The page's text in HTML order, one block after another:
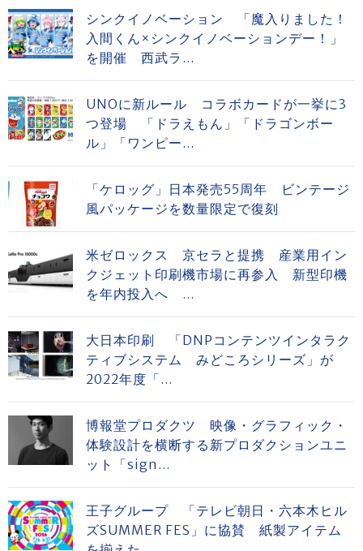
シンクイノベーション 「魔入りました！
入間くん×シンクイノベーションデー！」
を開催 西武ラ...
UNOに新ルール コラボカードが一挙に3
つ登場 「ドラえもん」「ドラゴンボー
ル」「ワンピー...
「ケロッグ」日本発売55周年 ビンテージ
風パッケージを数量限定で復刻
米ゼロックス 京セラと提携 産業用イン
クジェット印刷機市場に再参入 新型印機
を年内投入へ ...
大日本印刷 「DNPコンテンツインタラク
ティブシステム みどころシリーズ」が
2022年度「...
博報堂プロダクツ 映像・グラフィック・
体験設計を横断する新プロダクションユニ
ット「sign...
王子グループ 「テレビ朝日・六本木ヒル
ズSUMMER FES」に協賛 紙製アイテム